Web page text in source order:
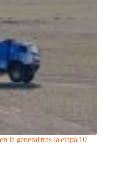
la general tras la etapa 10